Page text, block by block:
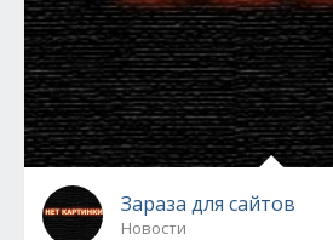
Зараза для сайтов
Новости